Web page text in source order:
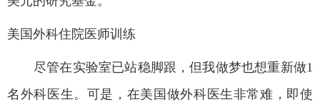
美国外科住院医师训练
尽管在实验室已站稳脚跟，但我做梦也想重新做1
名外科医生。可是，在美国做外科医生非常难，即使